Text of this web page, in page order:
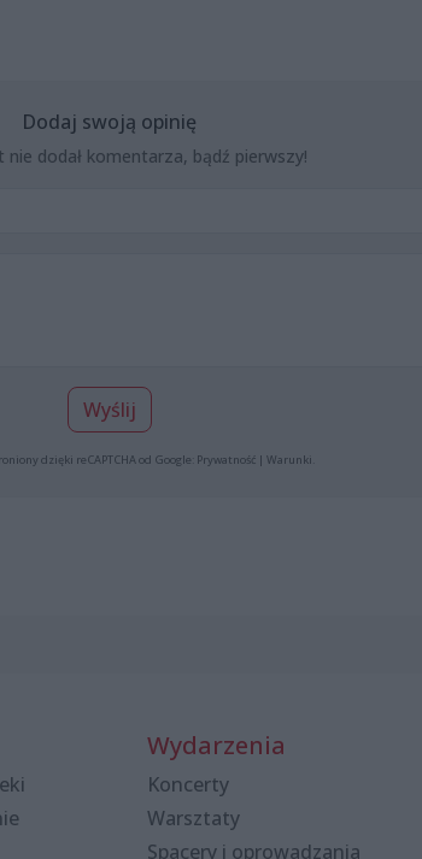
Dodaj swoją opinię
nie dodał komentarza, bądź pierwszy!
Wyślij
dzięki reCAPTCHA od Google: Prywatność| Warunki
Wydarzenia
Koncerty
Warsztaty
Spacery i oprowadzania